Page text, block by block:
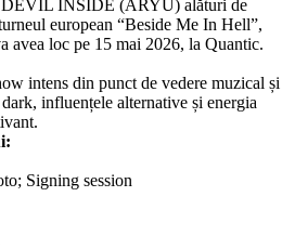
INSIDE (ARYU) alături de
european “Beside Me In Hell”,
avea loc pe 15 mai 2026, la Quantic.
intens din punct de vedere muzical și
influențele alternative și energia
Signing session